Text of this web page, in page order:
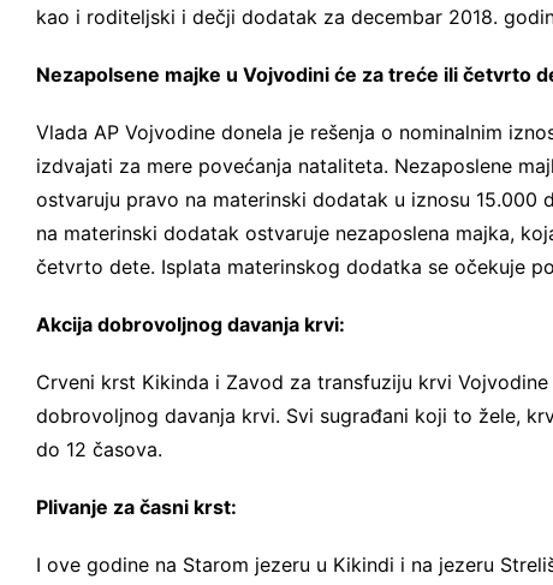
kao i roditeljski i dečji dodatak za decembar 2018.
Nezapolsene majke u Vojvodini će za treće ili četvrto
Vlada AP Vojvodine donela je rešenja o nominalnim
izdvajati za mere povećanja nataliteta. Nezaposlene
ostvaruju pravo na materinski dodatak u iznosu 15.000
na materinski dodatak ostvaruje nezaposlena majka,
četvrto dete. Isplata materinskog dodatka se očekuje
Akcija dobrovoljnog davanja krvi:
Crveni krst Kikinda i Zavod za transfuziju krvi
dobrovoljnog davanja krvi. Svi sugrađani koji to žele,
do 12 časova.
Plivanje za časni krst:
I ove godine na Starom jezeru u Kikindi i na jezeru